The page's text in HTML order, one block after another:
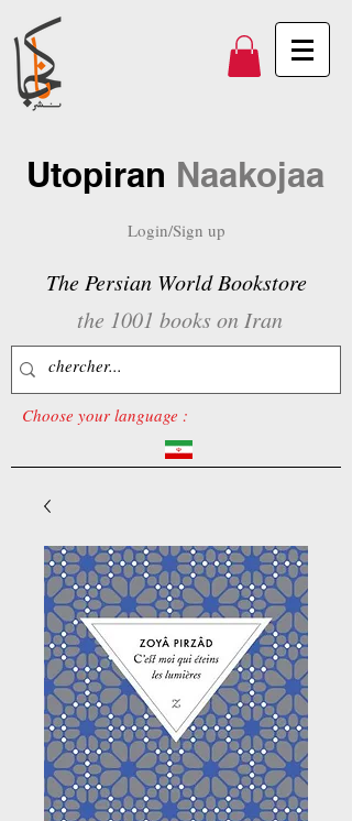
Utopiran Naakojaa
Login/Sign up
The Persian World Bookstore
the 1001 books on Iran
Choose your language :